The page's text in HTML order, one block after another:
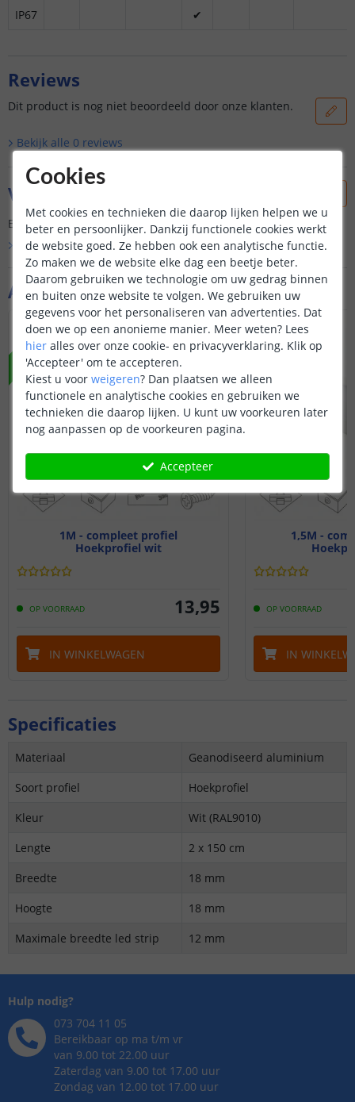
IP67 ✔
Aanvullende producten
NIEUW
1M - compleet profiel
Hoekprofiel wit
OP VOORRAAD 13,95
IN WINKELWAGEN
1,5M -
OP VOORRAAD
IN
Reviews
Dit product is nog niet beoordeeld door onze klanten.
Bekijk alle 0 reviews
Vraag & antwoord
Er is nog geen vraag gesteld over dit product.
Bekijk alle Vraag & antwoord
Specificaties
Materiaal
Geanodiseerd aluminium
Soort profiel
Hoekprofiel
Kleur
Wit (RAL9010)
Lengte
2 x 150 cm
Breedte
18 mm
Hoogte
18 mm
Maximale breedte led strip
12 mm
Hulp nodig?
073 704 11 05
Bereikbaar op ma t/m vr
van 9.00 tot 22.00 uur
Zaterdag van 9.00 tot 17.00 uur
Zondag van 12.00 tot 17.00 uur
Cookies
Met cookies en technieken die daarop lijken helpen we u
beter en persoonlijker. Dankzij functionele cookies werkt
de website goed. Ze hebben ook een analytische functie.
Zo maken we de website elke dag een beetje beter.
Daarom gebruiken we technologie om uw gedrag binnen
en buiten onze website te volgen. We gebruiken uw
gegevens voor het personaliseren van advertenties. Dat
doen we op een anonieme manier. Meer weten? Lees
hier alles over onze cookie- en privacyverklaring. Klik op
'Accepteer' om te accepteren.
Kiest u voor weigeren? Dan plaatsen we alleen
functionele en analytische cookies en gebruiken we
technieken die daarop lijken. U kunt uw voorkeuren later
nog aanpassen op de voorkeuren pagina.
Accepteer